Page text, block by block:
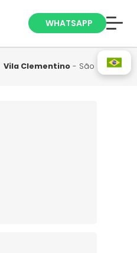
WHATSAPP
Anuncie seu
Imóvel
Trabalhe Conosco
Vila Clementino - São Paulo